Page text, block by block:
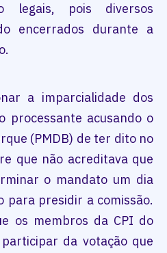
legais, pois diversos
encerrados durante a
a imparcialidade dos
processante acusando o
(PMDB) de ter dito no
que não acreditava que
o mandato um dia
para presidir a comissão.
os membros da CPI do
da votação que